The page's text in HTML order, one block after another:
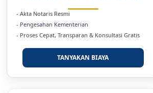
- Akta Notaris Resmi
- Pengesahan Kementerian
- Proses Cepat, Transparan & Konsultasi Gratis
TANYAKAN BIAYA